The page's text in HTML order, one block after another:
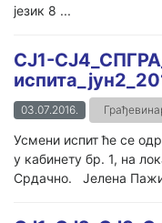
језик 8 ...
СЈ1-
03.07.2016.
Усмени испит ће се
у кабинету бр. 1, на
Срдачно. Јелена